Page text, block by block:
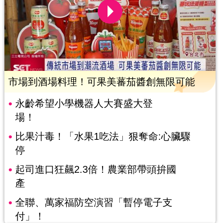
市場到酒場料理！可果美蕃茄醬創無限可能
永齡希望小學機器人大賽盛大登
場！
比果汁毒！「水果1吃法」狠奪命:心臟驟
停
起司進口狂飆2.3倍！農業部帶頭拚國
產
全聯、萬家福防空演習「暫停電子支
付」！